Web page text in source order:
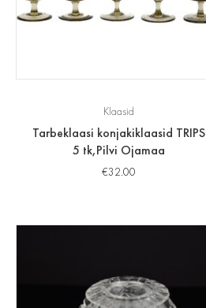
Klaasid
Tarbeklaasi konjakiklaasid TRIPS
5 tk,Pilvi Ojamaa
€32.00